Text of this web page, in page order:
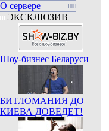
О сервере
ЭКСКЛЮЗИВ
Шоу-бизнес Беларуси
БИТЛОМАНИЯ ДО
КИЕВА ДОВЕДЕТ!